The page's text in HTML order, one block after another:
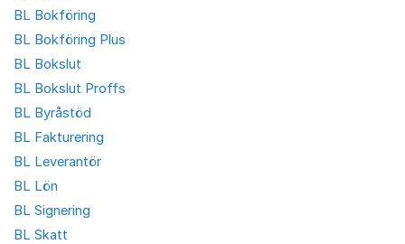
BL Bokföring
BL Bokföring Plus
BL Bokslut
BL Bokslut Proffs
BL Byråstöd
BL Fakturering
BL Leverantör
BL Lön
BL Signering
BL Skatt